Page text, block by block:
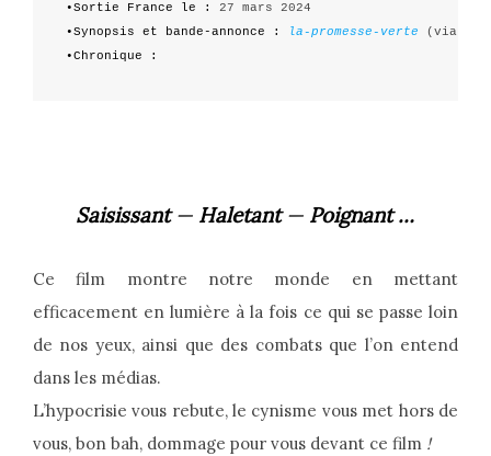
•Sortie France le :
•Synopsis et bande-annonce :
la-promesse-verte
•Chronique :
Saisissant— Haletant— Poignant …
Ce film montre notre monde en mettant
efficacement en lumière à la fois ce qui se passe loin
de nos yeux, ainsi que des combats que l’on entend
dans les médias.
L’hypocrisie vous rebute, le cynisme vous met hors de
vous, bon bah, dommage pour vous devant ce film !